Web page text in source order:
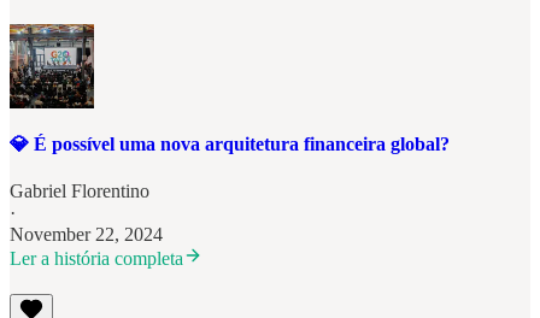
💎 É possível uma nova arquitetura financeira global?
Gabriel Florentino
·
November 22, 2024
Ler a história completa